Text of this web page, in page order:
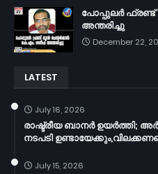
പോപ്പുലർ
അന്തരിച്ചു
December 22,
LATEST
July 16, 2026
രാഷ്ട്രീയ ബാനർ ഉയർത്തി;
നടപടി
July 15, 2026